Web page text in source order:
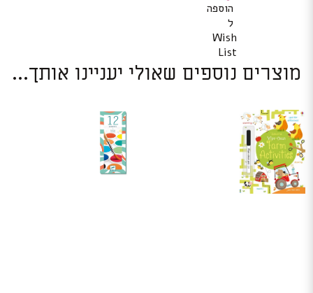
הוספה
ל
Wish
List
מוצרים נוספים שאולי יעניינו אותך...